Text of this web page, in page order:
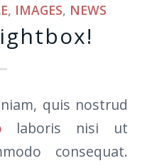
, IMAGES, NEWS
quis nostrud
laboris nisi ut
consequat.